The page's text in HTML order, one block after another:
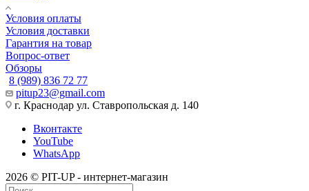
Условия оплаты
Условия доставки
Гарантия на товар
Вопрос-ответ
Обзоры
8 (989) 836 72 77
pitup23@gmail.com
г. Краснодар ул. Ставропольская д. 140
Вконтакте
YouTube
WhatsApp
2026 © PIT-UP - интернет-магазин